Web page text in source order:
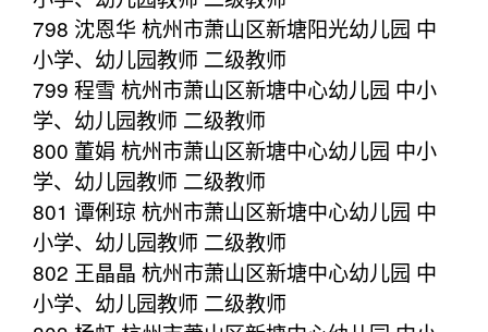
798 沈恩华 杭州市萧山区新塘阳光幼儿园 中
小学、幼儿园教师 二级教师
799 程雪 杭州市萧山区新塘中心幼儿园 中小
学、幼儿园教师 二级教师
800 董娟 杭州市萧山区新塘中心幼儿园 中小
学、幼儿园教师 二级教师
801 谭俐琼 杭州市萧山区新塘中心幼儿园 中
小学、幼儿园教师 二级教师
802 王晶晶 杭州市萧山区新塘中心幼儿园 中
小学、幼儿园教师 二级教师